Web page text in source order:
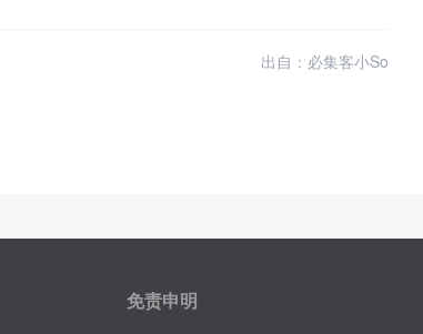
出自：必集客小So
免责申明